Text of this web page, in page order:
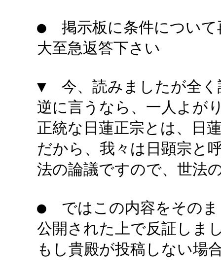
● 掲示板に条件について
大至急返答下さい
▼ 今、読みましたが全く
逆に言うなら、一人よが
正統な日蓮正宗とは、日
だから、我々は日顕宗と
法の論議ですので、世法
● ではこの内容をそのま
公開された上で反証しま
もし貴殿が投稿しない場